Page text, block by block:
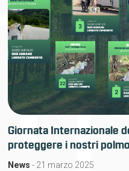
Giornata Internazionale
proteggere i nostri
News - 21 marzo 2025